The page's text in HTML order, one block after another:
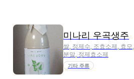
미나리 우곡생주
쌀, 정제수, 조효소제, 효
분말, 정제효소제
기타 주류